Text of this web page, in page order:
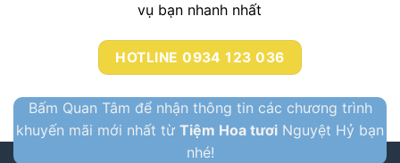
vụ bạn nhanh nhất
HOTLINE 0934 123 036
Bấm Quan Tâm để nhận thông tin các chương trình
khuyến mãi mới nhất từ Tiệm Hoa tươi Nguyệt Hỷ bạn
nhé!